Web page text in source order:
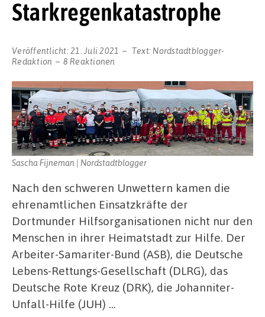
Starkregenkatastrophe
Veröffentlicht:21. Juli 2021 Text: Nordstadtblogger-
Redaktion
8 Reaktionen
Sascha Fijneman | Nordstadtblogger
Nach den schweren Unwettern kamen die
ehrenamtlichen Einsatzkräfte der
Dortmunder Hilfsorganisationen nicht nur den
Menschen in ihrer Heimatstadt zur Hilfe. Der
Arbeiter-Samariter-Bund (ASB), die Deutsche
Lebens-Rettungs-Gesellschaft (DLRG), das
Deutsche Rote Kreuz (DRK), die Johanniter-
Unfall-Hilfe (JUH) …